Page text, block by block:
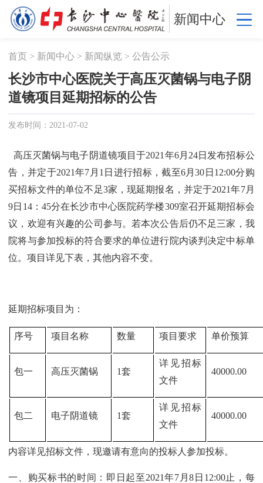
新闻中心
首页 > 新闻中心 > 新闻纵览 > 公告公示
长沙市中心医院关于高压灭菌锅与电子阴
道镜项目延期招标的公告
发布时间：2021-07-02
高压灭菌锅与电子阴道镜项目于2021年6月24日发布招标公
告，并定于2021年7月1日进行招标，截至6月30日12:00分购
买招标文件的单位不足3家，现延期报名，并定于2021年7月
9日14：45分在长沙市中心医院药学楼309室召开延期招标会
议，欢迎有兴趣的公司参与。若本次公告后仍不足三家，我
院将与参加投标的符合要求的单位进行院内谈判决定中标单
位。项目详见下表，其他内容不变。
延期招标项目为：
序号 项目名称 数量 项目要求 单价预算
包一 高压灭菌锅 1套
详见招标
文件
40000.00
包二 电子阴道镜 1套
详见招标
文件
40000.00
内容详见招标文件，现邀请有意向的投标人参加投标。
一、购买标书的时间：即日起至2021年7月8日12:00止，每